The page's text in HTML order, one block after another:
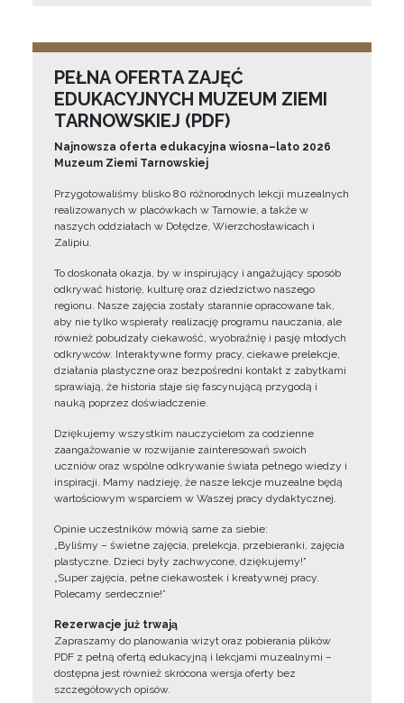
PEŁNA OFERTA ZAJĘĆ
EDUKACYJNYCH MUZEUM ZIEMI
TARNOWSKIEJ (PDF)
Najnowsza oferta edukacyjna wiosna–lato 2026
Muzeum Ziemi Tarnowskiej
Przygotowaliśmy blisko 80 różnorodnych lekcji muzealnych
realizowanych w placówkach w Tarnowie, a także w
naszych oddziałach w Dołędze, Wierzchosławicach i
Zalipiu.
To doskonała okazja, by w inspirujący i angażujący sposób
odkrywać historię, kulturę oraz dziedzictwo naszego
regionu. Nasze zajęcia zostały starannie opracowane tak,
aby nie tylko wspierały realizację programu nauczania, ale
również pobudzały ciekawość, wyobraźnię i pasję młodych
odkrywców. Interaktywne formy pracy, ciekawe prelekcje,
działania plastyczne oraz bezpośredni kontakt z zabytkami
sprawiają, że historia staje się fascynującą przygodą i
nauką poprzez doświadczenie.
Dziękujemy wszystkim nauczycielom za codzienne
zaangażowanie w rozwijanie zainteresowań swoich
uczniów oraz wspólne odkrywanie świata pełnego wiedzy i
inspiracji. Mamy nadzieję, że nasze lekcje muzealne będą
wartościowym wsparciem w Waszej pracy dydaktycznej.
Opinie uczestników mówią same za siebie:
„Byliśmy – świetne zajęcia, prelekcja, przebieranki, zajęcia
plastyczne. Dzieci były zachwycone, dziękujemy!”
„Super zajęcia, pełne ciekawostek i kreatywnej pracy.
Polecamy serdecznie!”
Rezerwacje już trwają
Zapraszamy do planowania wizyt oraz pobierania plików
PDF z pełną ofertą edukacyjną i lekcjami muzealnymi –
dostępna jest również skrócona wersja oferty bez
szczegółowych opisów.